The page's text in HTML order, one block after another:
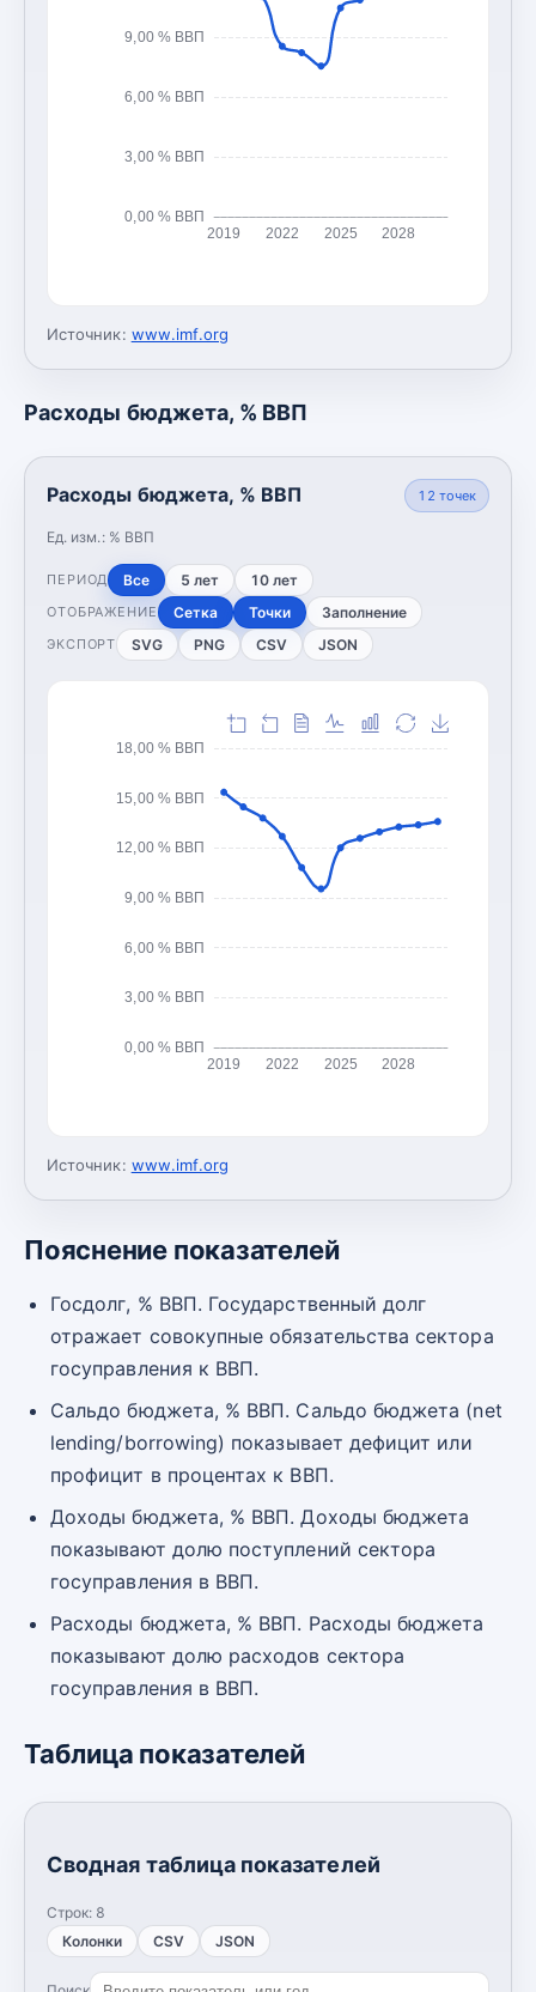
0,00 % ВВП
3,00 % ВВП
6,00 % ВВП
9,00 % ВВП
2019 2022 2025 2028
Источник: www.imf.org
Расходы бюджета, % ВВП
Расходы бюджета, % ВВП
Ед. изм.: % ВВП
12 точек
ПЕРИОД Все 5 лет 10 лет
ОТОБРАЖЕНИЕ Сетка Точки Заполнение
ЭКСПОРТ SVG PNG CSV JSON
0,00 % ВВП
3,00 % ВВП
6,00 % ВВП
9,00 % ВВП
12,00 % ВВП
15,00 % ВВП
18,00 % ВВП
2019 2022 2025 2028
Источник: www.imf.org
Пояснение показателей
Госдолг, % ВВП. Государственный долг
отражает совокупные обязательства сектора
госуправления к ВВП.
Сальдо бюджета, % ВВП. Сальдо бюджета (net
lending/borrowing) показывает дефицит или
профицит в процентах к ВВП.
Доходы бюджета, % ВВП. Доходы бюджета
показывают долю поступлений сектора
госуправления в ВВП.
Расходы бюджета, % ВВП. Расходы бюджета
показывают долю расходов сектора
госуправления в ВВП.
Таблица показателей
Сводная таблица показателей
Строк: 8
Колонки
CSV JSON